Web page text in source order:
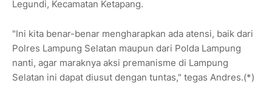
Legundi, Kecamatan Ketapang.
"Ini kita benar-benar mengharapkan ada atensi, baik dari
Polres Lampung Selatan maupun dari Polda Lampung
nanti, agar maraknya aksi premanisme di Lampung
Selatan ini dapat diusut dengan tuntas," tegas Andres.(*)